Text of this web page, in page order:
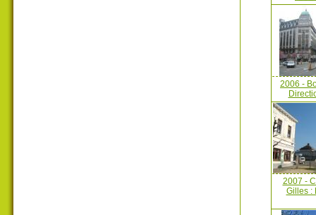
2006 -
2007 -
Gilles :